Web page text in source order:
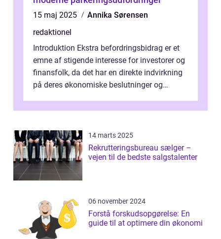
15 maj 2025
Annika Sørensen
redaktionel
Introduktion Ekstra befordringsbidrag er et
emne af stigende interesse for investorer og
finansfolk, da det har en direkte indvirkning
på deres økonomiske beslutninger og
14 marts 2025
Rekrutteringsbureau sælger –
vejen til de bedste salgstalenter
06 november 2024
Forstå forskudsopgørelse: En
guide til at optimere din økonomi